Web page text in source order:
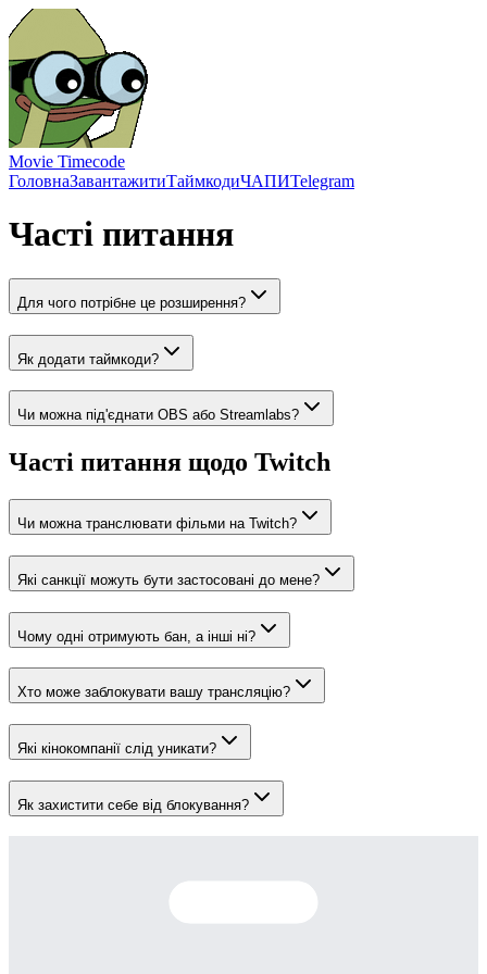
Movie Timecode
ГоловнаЗавантажитиТаймкодиЧАПИTelegram
Часті питання
Для чого потрібне це розширення?
Як додати таймкоди?
Чи можна під'єднати OBS або Streamlabs?
Часті питання щодо Twitch
Чи можна транслювати фільми на Twitch?
Які санкції можуть бути застосовані до мене?
Чому одні отримують бан, а інші ні?
Хто може заблокувати вашу трансляцію?
Які кінокомпанії слід уникати?
Як захистити себе від блокування?